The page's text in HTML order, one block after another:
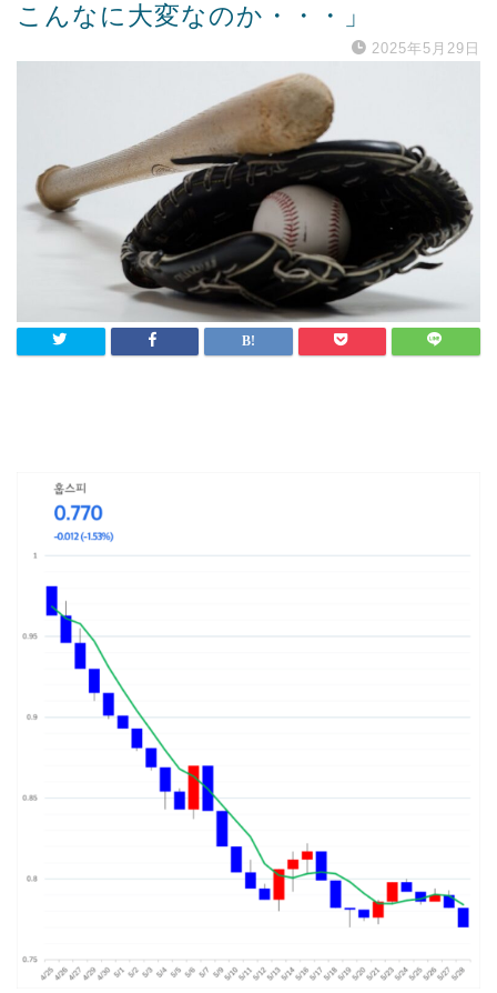
こんなに大変なのか・・・」
2025年5月29日